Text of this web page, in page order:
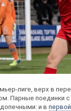
лиге, верх в
Парные поединки с
и в первой